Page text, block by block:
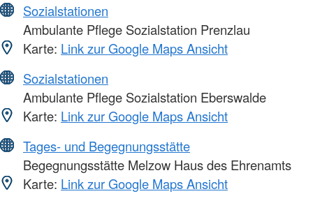
Sozialstationen
Ambulante Pflege Sozialstation Prenzlau
Karte: Link zur Google Maps Ansicht
Sozialstationen
Ambulante Pflege Sozialstation Eberswalde
Karte: Link zur Google Maps Ansicht
Tages- und Begegnungsstätte
Begegnungsstätte Melzow Haus des Ehrenamts
Karte: Link zur Google Maps Ansicht